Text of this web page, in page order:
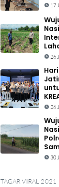
17
26
26
30
TAGAR VIRAL 2021